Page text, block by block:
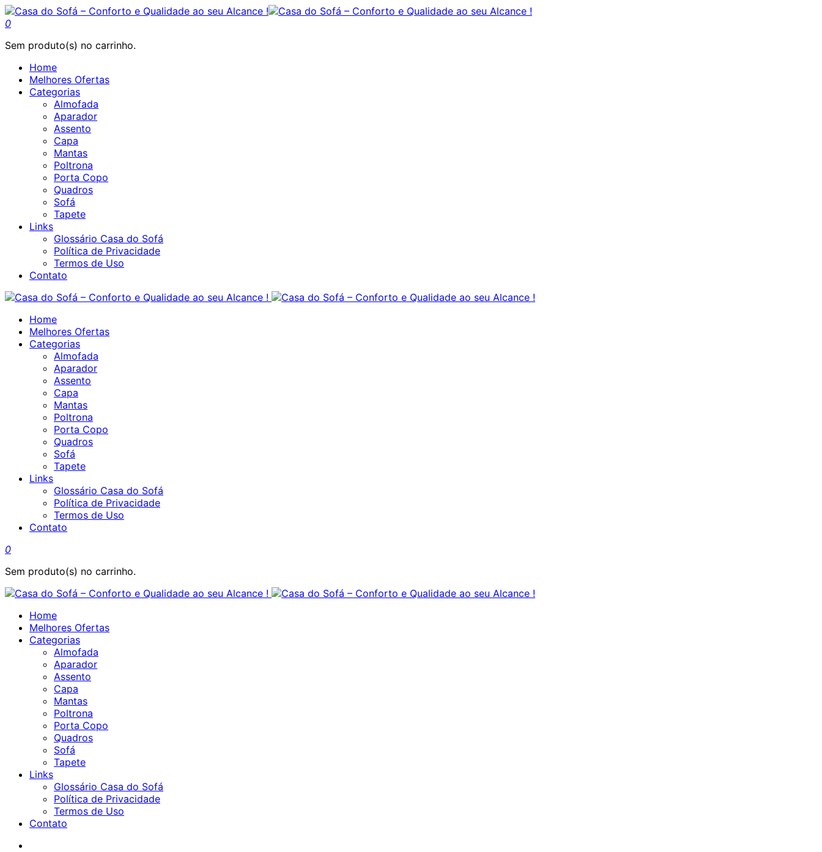
0
Sem produto(s) no carrinho.
Home
Melhores Ofertas
Categorias
Almofada
Aparador
Assento
Capa
Mantas
Poltrona
Porta Copo
Quadros
Sofá
Tapete
Links
Glossário Casa do Sofá
Política de Privacidade
Termos de Uso
Contato
Home
Melhores Ofertas
Categorias
Almofada
Aparador
Assento
Capa
Mantas
Poltrona
Porta Copo
Quadros
Sofá
Tapete
Links
Glossário Casa do Sofá
Política de Privacidade
Termos de Uso
Contato
0
Sem produto(s) no carrinho.
Home
Melhores Ofertas
Categorias
Almofada
Aparador
Assento
Capa
Mantas
Poltrona
Porta Copo
Quadros
Sofá
Tapete
Links
Glossário Casa do Sofá
Política de Privacidade
Termos de Uso
Contato